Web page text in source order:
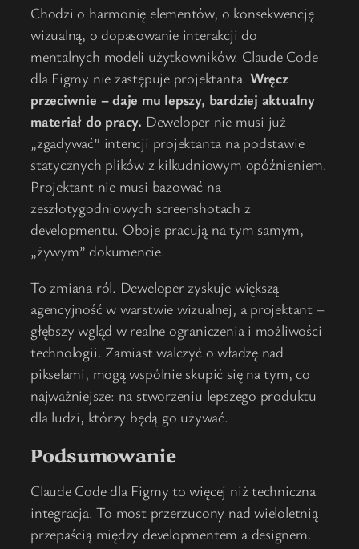
Chodzi o harmonię elementów, o konsekwencję
wizualną, o dopasowanie interakcji do
mentalnych modeli użytkowników. Claude Code
dla Figmy nie zastępuje projektanta. Wręcz
przeciwnie – daje mu lepszy, bardziej aktualny
materiał do pracy. Deweloper nie musi już
„zgadywać” intencji projektanta na podstawie
statycznych plików z kilkudniowym opóźnieniem.
Projektant nie musi bazować na
zeszłotygodniowych screenshotach z
developmentu. Oboje pracują na tym samym,
„żywym” dokumencie.
To zmiana ról. Deweloper zyskuje większą
agencyjność w warstwie wizualnej, a projektant –
głębszy wgląd w realne ograniczenia i możliwości
technologii. Zamiast walczyć o władzę nad
pikselami, mogą wspólnie skupić się na tym, co
najważniejsze: na stworzeniu lepszego produktu
dla ludzi, którzy będą go używać.
Podsumowanie
Claude Code dla Figmy to więcej niż techniczna
integracja. To most przerzucony nad wieloletnią
przepaścią między developmentem a designem.